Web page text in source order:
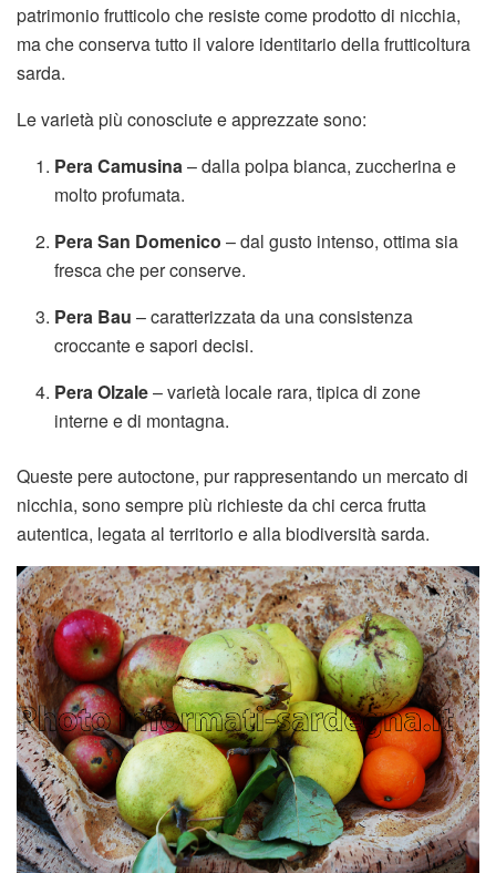
patrimonio frutticolo che resiste come prodotto di nicchia,
ma che conserva tutto il valore identitario della frutticoltura
sarda.
Le varietà più conosciute e apprezzate sono:
Pera Camusina– dalla polpa bianca, zuccherina e
molto profumata.
Pera San Domenico – dal gusto intenso, ottima sia
fresca che per conserve.
Pera Bau – caratterizzata da una consistenza
croccante e sapori decisi.
Pera Olzale– varietà locale rara, tipica di zone
interne e di montagna.
Queste pere autoctone, pur rappresentando un mercato di
nicchia, sono sempre più richieste da chi cerca frutta
autentica, legata al territorio e alla biodiversità sarda.